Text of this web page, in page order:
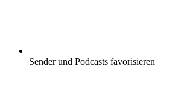
Sender und Podcasts favorisieren